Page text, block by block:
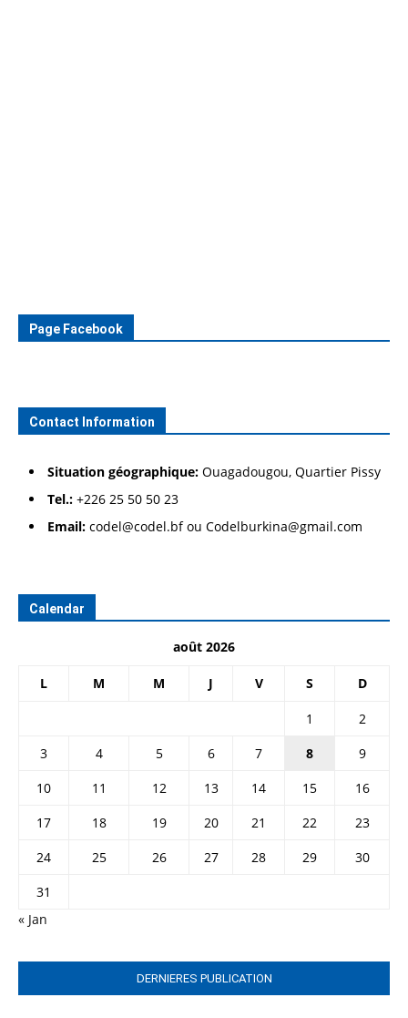
Page Facebook
Contact Information
Situation géographique: Ouagadougou, Quartier Pissy
Tel.: +226 25 50 50 23
Email: codel@codel.bf ou Codelburkina@gmail.com
Calendar
août 2026
L M M J V S D
1
2
3
4 5 6 7 8
9
10
11 12 13 14 15
16
17
18 19 20 21 22
23
24
25 26 27 28 29
30
31
« Jan
DERNIERES PUBLICATION